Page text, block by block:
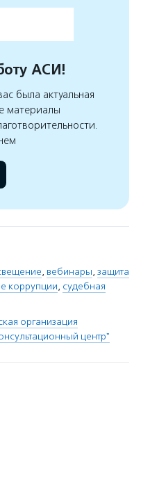
АСИ!
была актуальная
материалы
, вебинары, защита
коррупции, судебная
организация
центр"